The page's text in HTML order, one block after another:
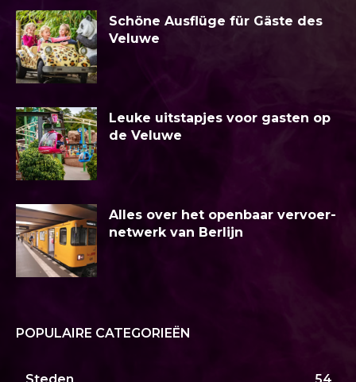
Schöne Ausflüge für Gäste des
Veluwe
Leuke uitstapjes voor gasten op
de Veluwe
Alles over het openbaar vervoer-
netwerk van Berlijn
POPULAIRE CATEGORIEËN